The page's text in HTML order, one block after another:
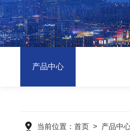
产品中心
当前位置： 首页> 产品中